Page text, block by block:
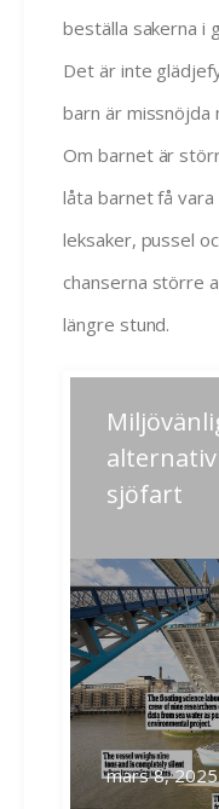
beställa sakerna i
Det är inte
barn är missnöjda
Om barnet är
låta barnet få vara
leksaker, pussel
chanserna större
längre stund.
post:
Related Posts
sjöfart
mars 8, 2025